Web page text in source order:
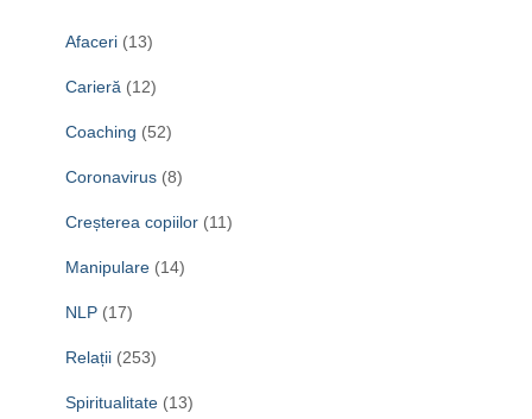
Afaceri (13)
Carieră (12)
Coaching (52)
Coronavirus (8)
Creșterea copiilor (11)
Manipulare (14)
NLP (17)
Relații (253)
Spiritualitate (13)